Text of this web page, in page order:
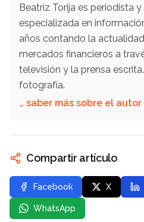
Beatriz Torija es periodista
especializada en
años contando la
mercados financieros a
televisión y la prensa
fotografía.
… saber más sobre el autor
Compartir artículo
Facebook X
WhatsApp